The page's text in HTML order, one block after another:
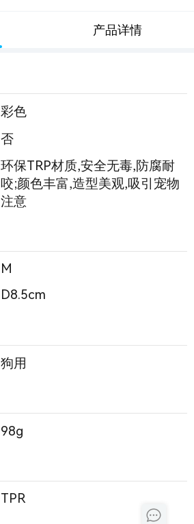
产品详情
彩色
否
环保TRP材质,安全无毒,防腐耐
咬;颜色丰富,造型美观,吸引宠物
注意
M
D8.5cm
狗用
98g
TPR